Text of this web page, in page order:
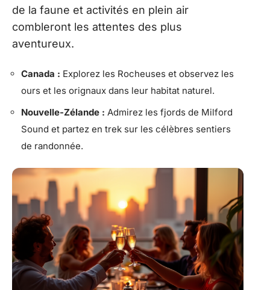
de la faune et activités en plein air
combleront les attentes des plus
aventureux.
Canada : Explorez les Rocheuses et observez les
ours et les orignaux dans leur habitat naturel.
Nouvelle-Zélande : Admirez les fjords de Milford
Sound et partez en trek sur les célèbres sentiers
de randonnée.